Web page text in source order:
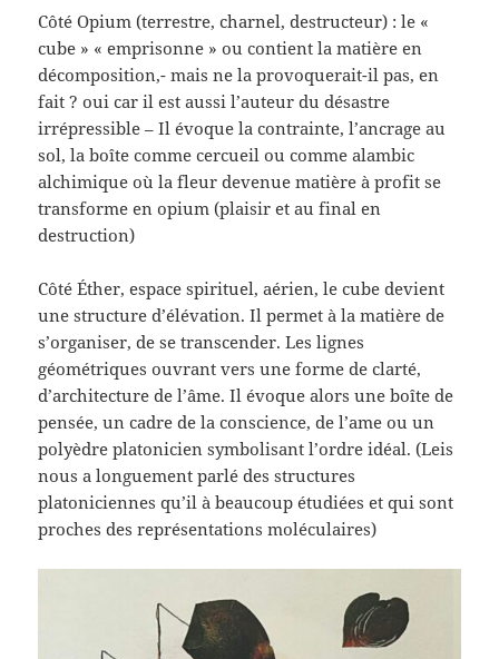
Côté Opium (terrestre, charnel, destructeur) : le «
cube » « emprisonne » ou contient la matière en
décomposition,- mais ne la provoquerait-il pas, en
fait ? oui car il est aussi l’auteur du désastre
irrépressible – Il évoque la contrainte, l’ancrage au
sol, la boîte comme cercueil ou comme alambic
alchimique où la fleur devenue matière à profit se
transforme en opium (plaisir et au final en
destruction)
Côté Éther, espace spirituel, aérien, le cube devient
une structure d’élévation. Il permet à la matière de
s’organiser, de se transcender. Les lignes
géométriques ouvrant vers une forme de clarté,
d’architecture de l’âme. Il évoque alors une boîte de
pensée, un cadre de la conscience, de l’ame ou un
polyèdre platonicien symbolisant l’ordre idéal. (Leis
nous a longuement parlé des structures
platoniciennes qu’il à beaucoup étudiées et qui sont
proches des représentations moléculaires)